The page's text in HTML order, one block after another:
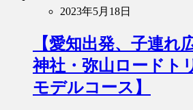
2023年5月18日
【愛知出発、子連れ
神社・弥山ロードト
モデルコース】